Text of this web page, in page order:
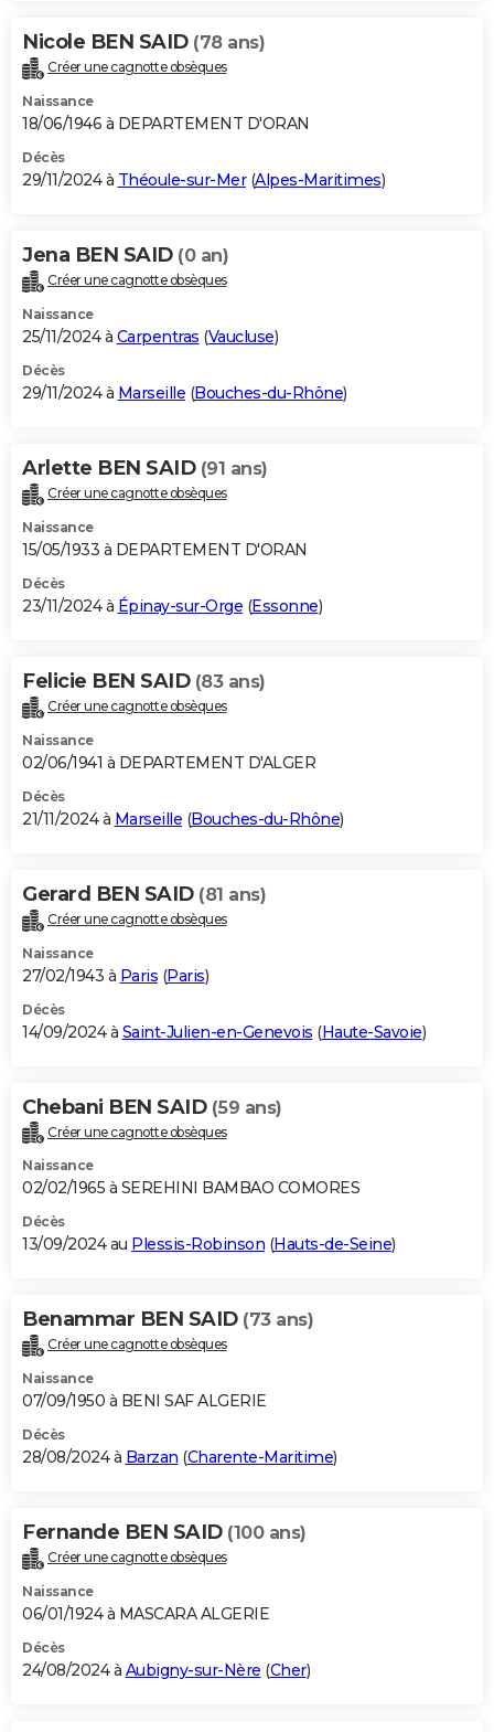
Nicole BEN SAID (78 ans)
Créer une cagnotte obsèques
Naissance
18/06/1946 à DEPARTEMENT D'ORAN
Décès
29/11/2024 à Théoule-sur-Mer(Alpes-Maritimes)
Jena BEN SAID (0 an)
Créer une cagnotte obsèques
Naissance
25/11/2024 à Carpentras (Vaucluse)
Décès
29/11/2024 à Marseille (Bouches-du-Rhône)
Arlette BEN SAID (91 ans)
Créer une cagnotte obsèques
Naissance
15/05/1933 à DEPARTEMENT D'ORAN
Décès
23/11/2024 à Épinay-sur-Orge (Essonne)
Felicie BEN SAID (83 ans)
Créer une cagnotte obsèques
Naissance
02/06/1941 à DEPARTEMENT D'ALGER
Décès
21/11/2024 à Marseille (Bouches-du-Rhône)
Gerard BEN SAID (81 ans)
Créer une cagnotte obsèques
Naissance
27/02/1943 à Paris (Paris)
Décès
14/09/2024 à Saint-Julien-en-Genevois (Haute-Savoie)
Chebani BEN SAID (59 ans)
Créer une cagnotte obsèques
Naissance
02/02/1965 à SEREHINI BAMBAO COMORES
Décès
13/09/2024 au Plessis-Robinson (Hauts-de-Seine)
Benammar BEN SAID (73 ans)
Créer une cagnotte obsèques
Naissance
07/09/1950 à BENI SAF ALGERIE
Décès
28/08/2024 à Barzan (Charente-Maritime)
Fernande BEN SAID (100 ans)
Créer une cagnotte obsèques
Naissance
06/01/1924 à MASCARA ALGERIE
Décès
24/08/2024 à Aubigny-sur-Nère (Cher)